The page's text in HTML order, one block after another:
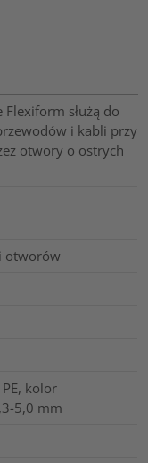
Flexiform służą do
i kabli przy
otwory o ostrych
otworów
kolor
5,0 mm